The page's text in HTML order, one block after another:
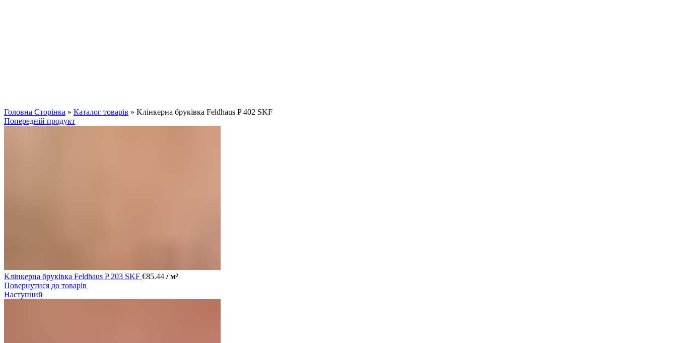
Головна Сторінка » Каталог товарів » Kлінкерна бруківка Feldhaus P 402 SKF
Попередній продукт
Kлінкерна бруківка Feldhaus P 203 SKF €85.44 / м²
Повернутися до товарів
Наступний